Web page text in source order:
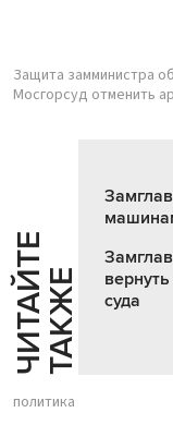
Защита замминистра
Мосгорсуд отменить
Ч
И
Т
АЙ
Т
Е
Т
А
К
ЖЕ
суда
политика